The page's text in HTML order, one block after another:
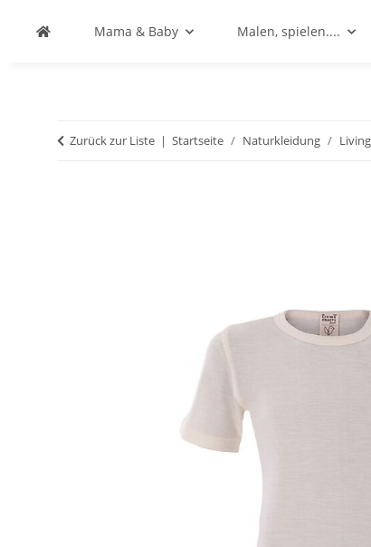
Mama & Baby Malen, spielen....
Zurück zur Liste Startseite Naturkleidung